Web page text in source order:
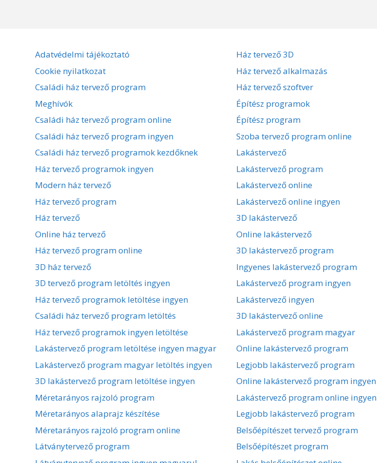
Adatvédelmi tájékoztató
Cookie nyilatkozat
Családi ház tervező program
Meghívók
Családi ház tervező program online
Családi ház tervező program ingyen
Családi ház tervező programok kezdőknek
Ház tervező programok ingyen
Modern ház tervező
Ház tervező program
Ház tervező
Online ház tervező
Ház tervező program online
3D ház tervező
3D tervező program letöltés ingyen
Ház tervező programok letöltése ingyen
Családi ház tervező program letöltés
Ház tervező programok ingyen letöltése
Lakástervező program letöltése ingyen magyar
Lakástervező program magyar letöltés ingyen
3D lakástervező program letöltése ingyen
Méretarányos rajzoló program
Méretarányos alaprajz készítése
Méretarányos rajzoló program online
Látványtervező program
Ház tervező 3D
Ház tervező alkalmazás
Ház tervező szoftver
Építész programok
Építész program
Szoba tervező program online
Lakástervező
Lakástervező program
Lakástervező online
Lakástervező online ingyen
3D lakástervező
Online lakástervező
3D lakástervező program
Ingyenes lakástervező program
Lakástervező program ingyen
Lakástervező ingyen
3D lakástervező online
Lakástervező program magyar
Online lakástervező program
Legjobb lakástervező program
Online lakástervező program ingyen
Lakástervező program online ingyen
Legjobb lakástervező program
Belsőépítészet tervező program
Belsőépítészet program